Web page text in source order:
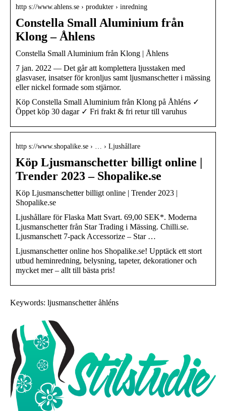
http s://www.ahlens.se › produkter › inredning
Constella Small Aluminium från
Klong – Åhlens
Constella Small Aluminium från Klong | Åhlens
7 jan. 2022 — Det går att komplettera ljusstaken med
glasvaser, insatser för kronljus samt ljusmanschetter i mässing
eller nickel formade som stjärnor.
Köp Constella Small Aluminium från Klong på Åhléns ✓
Öppet köp 30 dagar ✓ Fri frakt & fri retur till varuhus
http s://www.shopalike.se › … › Ljushållare
Köp Ljusmanschetter billigt online |
Trender 2023 – Shopalike.se
Köp Ljusmanschetter billigt online | Trender 2023 |
Shopalike.se
Ljushållare för Flaska Matt Svart. 69,00 SEK*. Moderna
Ljusmanschetter från Star Trading i Mässing. Chilli.se.
Ljusmanschett 7-pack Accessorize – Star …
Ljusmanschetter online hos Shopalike.se! Upptäck ett stort
utbud heminredning, belysning, tapeter, dekorationer och
mycket mer – allt till bästa pris!
Keywords: ljusmanschetter åhléns